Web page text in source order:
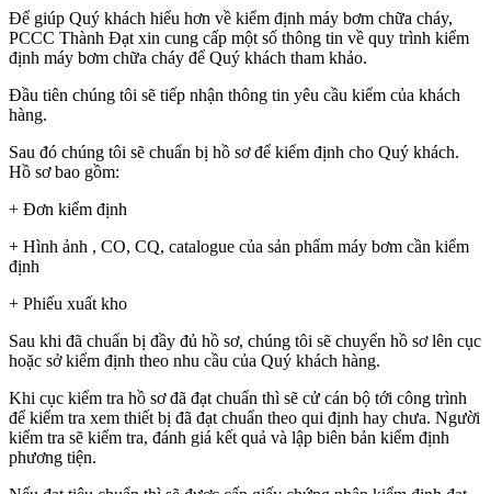
Để giúp Quý khách hiểu hơn về kiểm định máy bơm chữa cháy,
PCCC Thành Đạt xin cung cấp một số thông tin về quy trình kiểm
định máy bơm chữa cháy để Quý khách tham khảo.
Đầu tiên chúng tôi sẽ tiếp nhận thông tin yêu cầu kiểm của khách
hàng.
Sau đó chúng tôi sẽ chuẩn bị hồ sơ để kiểm định cho Quý khách.
Hồ sơ bao gồm:
+ Đơn kiểm định
+ Hình ảnh , CO, CQ, catalogue của sản phẩm máy bơm cần kiểm
định
+ Phiếu xuất kho
Sau khi đã chuẩn bị đầy đủ hồ sơ, chúng tôi sẽ chuyển hồ sơ lên cục
hoặc sở kiểm định theo nhu cầu của Quý khách hàng.
Khi cục kiểm tra hồ sơ đã đạt chuẩn thì sẽ cử cán bộ tới công trình
để kiểm tra xem thiết bị đã đạt chuẩn theo qui định hay chưa. Người
kiểm tra sẽ kiểm tra, đánh giá kết quả và lập biên bản kiểm định
phương tiện.